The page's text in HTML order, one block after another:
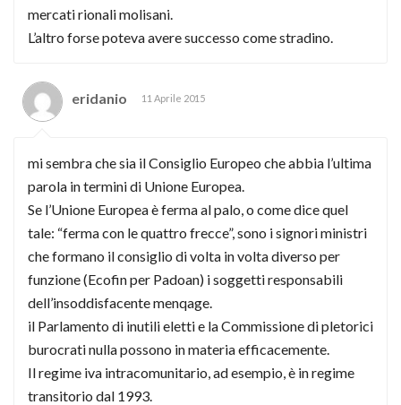
mercati rionali molisani.
L’altro forse poteva avere successo come stradino.
eridanio 11 Aprile 2015
mi sembra che sia il Consiglio Europeo che abbia l’ultima
parola in termini di Unione Europea.
Se l’Unione Europea è ferma al palo, o come dice quel
tale: “ferma con le quattro frecce”, sono i signori ministri
che formano il consiglio di volta in volta diverso per
funzione (Ecofin per Padoan) i soggetti responsabili
dell’insoddisfacente menqage.
il Parlamento di inutili eletti e la Commissione di pletorici
burocrati nulla possono in materia efficacemente.
Il regime iva intracomunitario, ad esempio, è in regime
transitorio dal 1993.